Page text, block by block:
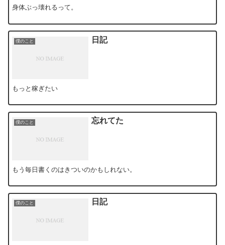
身体ぶっ壊れるって。
僕のこと 日記
もっと稼ぎたい
僕のこと 忘れてた
もう毎日書くのはきついのかもしれない。
僕のこと 日記